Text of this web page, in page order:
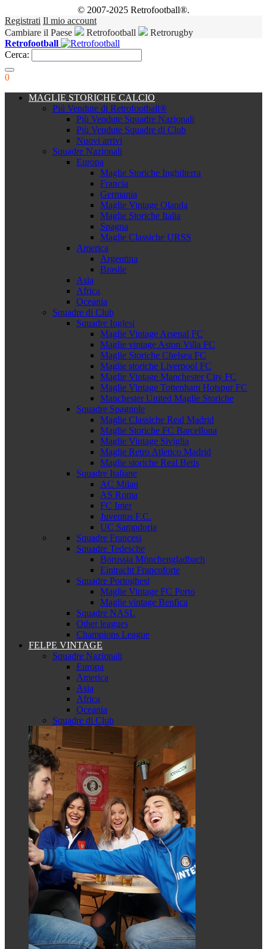
© 2007-2025 Retrofootball®.
Registrati Il mio account
Cambiare il Paese
Retrofootball
Retrorugby
Retrofootball
Cerca:
0
MAGLIE STORICHE CALCIO
Piú Vendute di Retrofootball®
Più Vendute Squadre Nazionali
Più Vendute Squadre di Club
Nuovi arrivi
Squadre Nazionali
Europa
Maglie Storiche Inghilterra
Francia
Germania
Maglie Vintage Olanda
Maglie Storiche Italia
Spagna
Maglie Classiche URSS
America
Argentina
Brasile
Asia
Africa
Oceania
Squadre di Club
Squadre Inglesi
Maglie Vintage Arsenal FC
Maglie vintage Aston Villa FC
Maglie Storiche Chelsea FC
Maglie storiche Liverpool FC
Maglie Vintage Manchester City FC
Maglie Vintage Tottenham Hotspur FC
Manchester United Maglie Storiche
Squadre Spagnole
Maglie Classiche Real Madrid
Maglie Storiche FC Barcellona
Maglie Vintage Siviglia
Maglie Retro Atletico Madrid
Maglie storiche Real Betis
Squadre Italiane
AC Milan
AS Roma
FC Inter
Juventus F.C.
UC Sampdoria
Squadre Francesi
Squadre Tedesche
Borussia Mönchengladbach
Eintracht Francoforte
Squadre Portoghesi
Maglie Vintage FC Porto
Maglie vintage Benfica
Squadre NASL
Other leagues
Champions League
FELPE VINTAGE
Squadre Nazionali
Europa
America
Asia
Africa
Oceania
Squadre di Club